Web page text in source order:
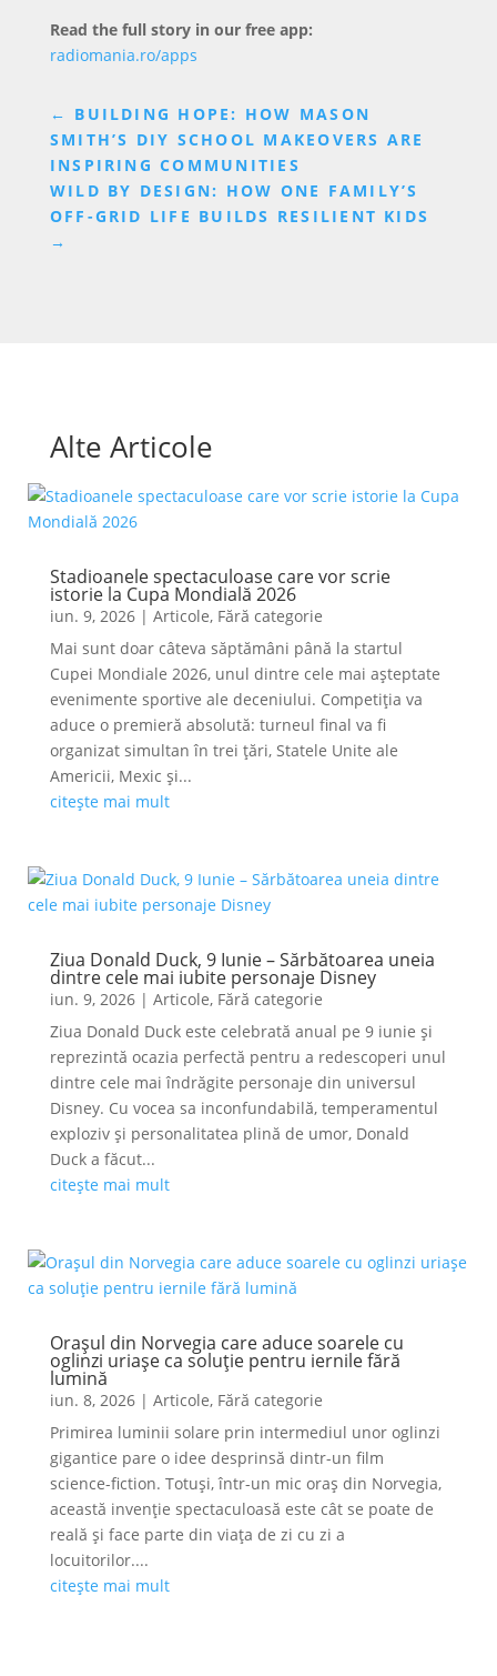
Read the full story in our free app:
radiomania.ro/apps
← BUILDING HOPE: HOW MASON
SMITH’S DIY SCHOOL MAKEOVERS ARE
INSPIRING COMMUNITIES
WILD BY DESIGN: HOW ONE FAMILY’S
OFF-GRID LIFE BUILDS RESILIENT KIDS
→
Alte Articole
Stadioanele spectaculoase care vor scrie
istorie la Cupa Mondială 2026
iun. 9, 2026| Articole, Fără categorie
Mai sunt doar câteva săptămâni până la startul
Cupei Mondiale 2026, unul dintre cele mai așteptate
evenimente sportive ale deceniului. Competiția va
aduce o premieră absolută: turneul final va fi
organizat simultan în trei țări, Statele Unite ale
Americii, Mexic și...
citește mai mult
Ziua Donald Duck, 9 Iunie – Sărbătoarea uneia
dintre cele mai iubite personaje Disney
iun. 9, 2026| Articole, Fără categorie
Ziua Donald Duck este celebrată anual pe 9 iunie și
reprezintă ocazia perfectă pentru a redescoperi unul
dintre cele mai îndrăgite personaje din universul
Disney. Cu vocea sa inconfundabilă, temperamentul
exploziv și personalitatea plină de umor, Donald
Duck a făcut...
citește mai mult
Orașul din Norvegia care aduce soarele cu
oglinzi uriașe ca soluție pentru iernile fără
lumină
iun. 8, 2026| Articole, Fără categorie
Primirea luminii solare prin intermediul unor oglinzi
gigantice pare o idee desprinsă dintr-un film
science-fiction. Totuși, într-un mic oraș din Norvegia,
această invenție spectaculoasă este cât se poate de
reală și face parte din viața de zi cu zi a
locuitorilor....
citește mai mult